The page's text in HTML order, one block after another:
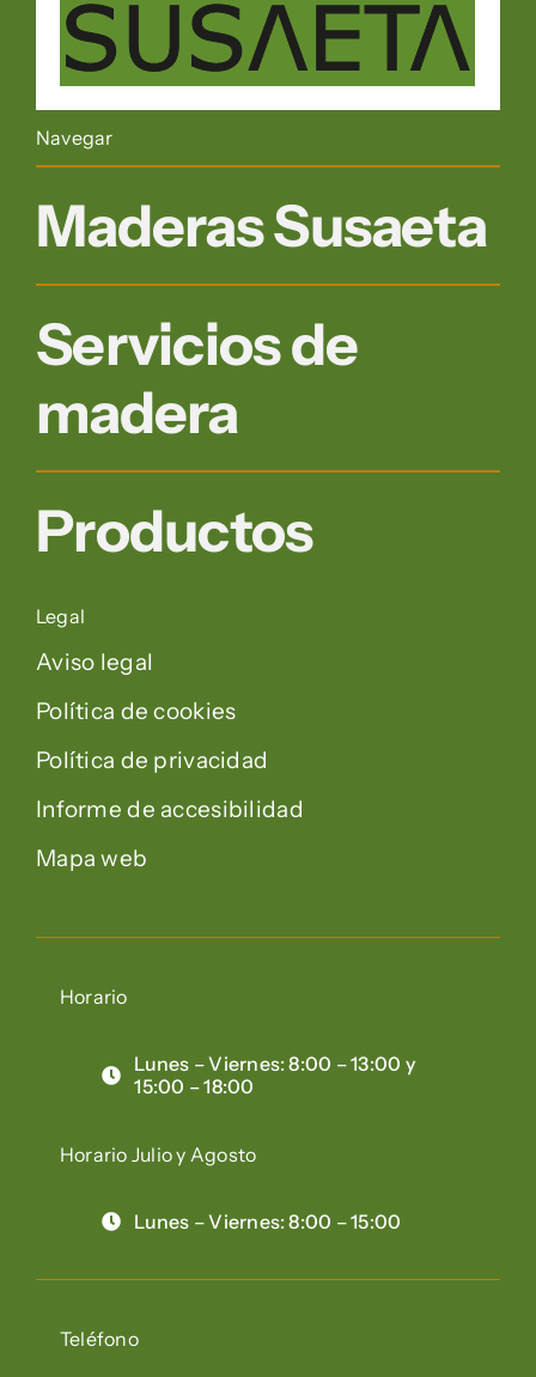
Navegar
Maderas Susaeta
Servicios de
madera
Productos
Legal
Aviso legal
Política de cookies
Política de privacidad
Informe de accesibilidad
Mapa web
Horario
Lunes – Viernes: 8:00 – 13:00 y
15:00 – 18:00
Horario Julio y Agosto
Lunes – Viernes: 8:00 – 15:00
Teléfono